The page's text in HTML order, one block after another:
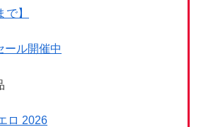
】
ール開催中
ロ 2026